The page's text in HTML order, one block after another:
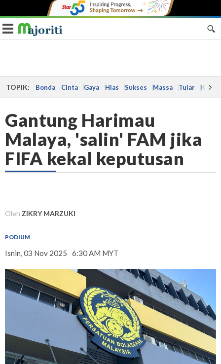
Toggle navigation
TOPIK: Bonda Cinta Gaya Hias Sukses Massa Tular Kes
Gantung Harimau
Malaya, 'salin' FAM jika
FIFA kekal keputusan
Oleh ZIKRY MARZUKI
PODIUM
Isnin, 03 Nov 2025 6:30 AM MYT